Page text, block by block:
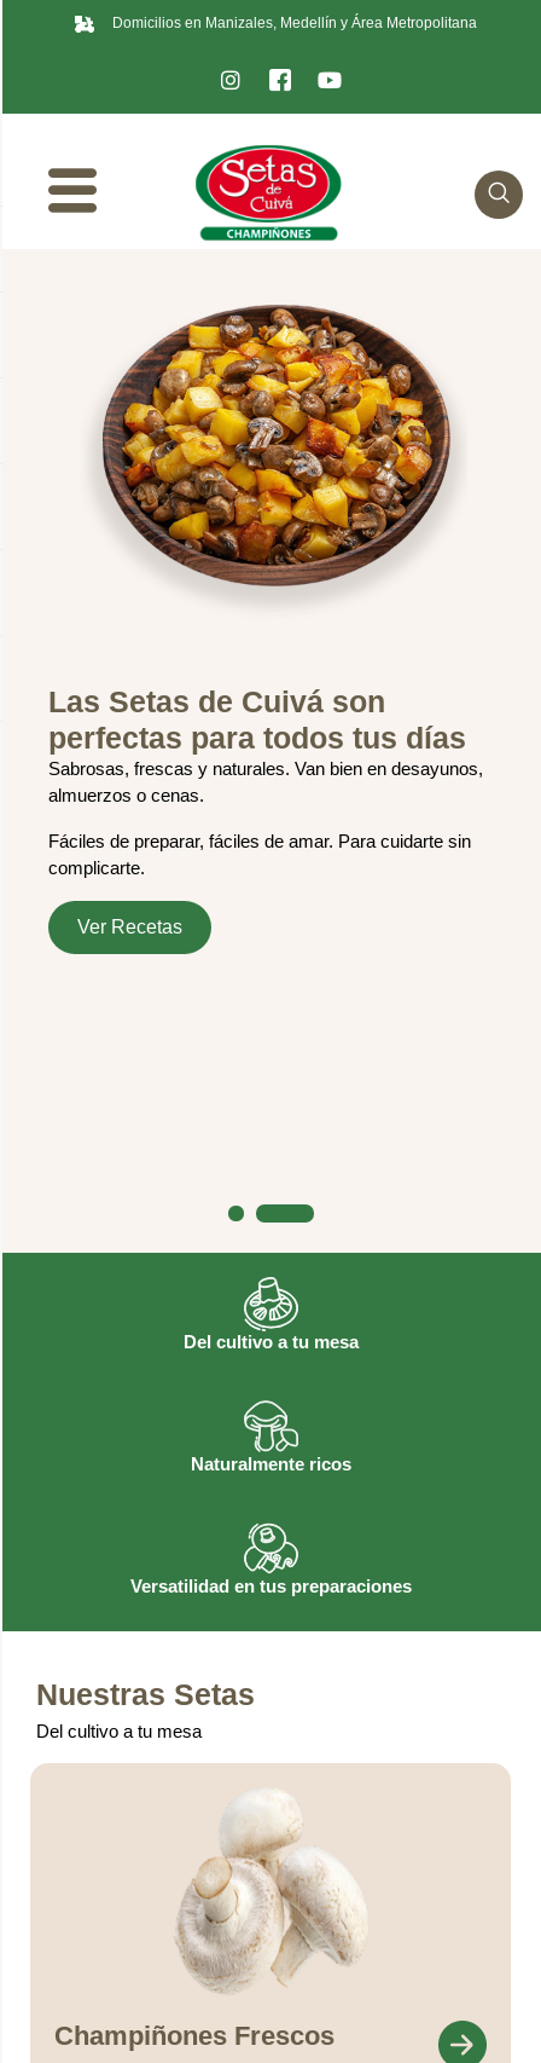
Domicilios en Manizales, Medellín y Área Metropolitana
¿Cómo Setas de Cuivá te
ayuda a llevar una vida más
Sabemos que hoy la calidad
de los alimentos es un tema
que nos importa a todos.
No queremos engaños, queremos lo real.
Del cultivo a tu mesa
Naturalmente ricos
Versatilidad en tus preparaciones
Nuestras Setas
Del cultivo a tu mesa
Champiñones Frescos